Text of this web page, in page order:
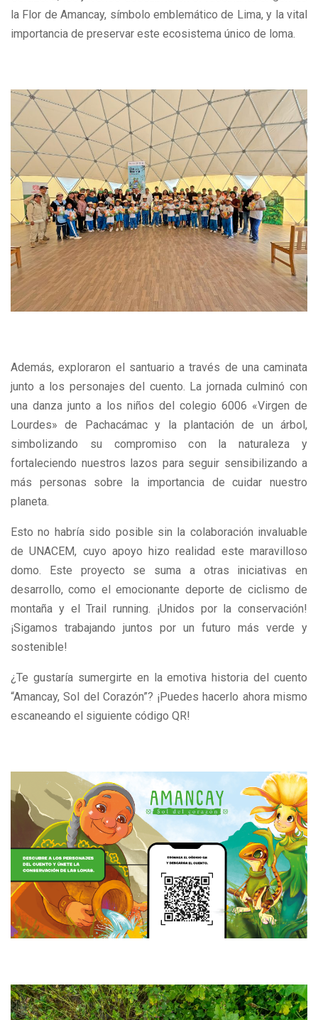
la Flor de Amancay, símbolo emblemático de Lima, y la vital
importancia de preservar este ecosistema único de loma.
Además, exploraron el santuario a través de una caminata
junto a los personajes del cuento. La jornada culminó con
una danza junto a los niños del colegio 6006 «Virgen de
Lourdes» de Pachacámac y la plantación de un árbol,
simbolizando su compromiso con la naturaleza y
fortaleciendo nuestros lazos para seguir sensibilizando a
más personas sobre la importancia de cuidar nuestro
planeta.
Esto no habría sido posible sin la colaboración invaluable
de UNACEM, cuyo apoyo hizo realidad este maravilloso
domo. Este proyecto se suma a otras iniciativas en
desarrollo, como el emocionante deporte de ciclismo de
montaña y el Trail running. ¡Unidos por la conservación!
¡Sigamos trabajando juntos por un futuro más verde y
sostenible!
¿Te gustaría sumergirte en la emotiva historia del cuento
“Amancay, Sol del Corazón”? ¡Puedes hacerlo ahora mismo
escaneando el siguiente código QR!